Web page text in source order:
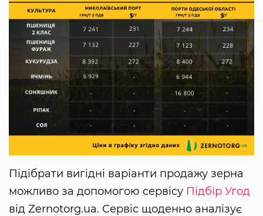
Підібрати вигідні варіанти продажу зерна
можливо за допомогою сервісу Підбір Угод
від Zernotorg.ua. Сервіс щоденно аналізує